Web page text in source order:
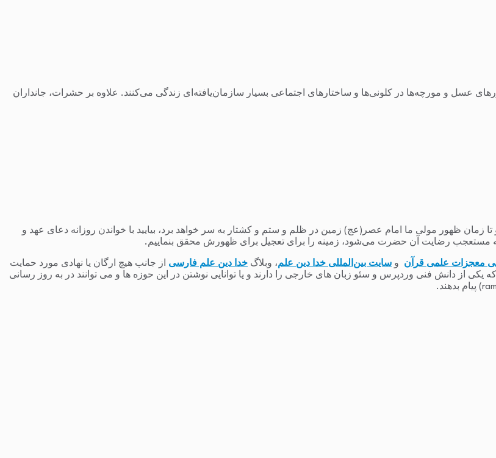
عسل و مورچه‌ها در کلونی‌ها و ساختارهای اجتماعی بسیار سازمان‌یافته‌ای زندگی می‌کنند. علاوه بر حشرات، جانداران
ظهور مولی ما امام عصر(عج) زمین در ظلم و ستم و کشتار به سر خواهد برد، بیایید با خواندن روزانه دعای عهد و
رضایت آن حضرت می‌شود، زمینه را برای تعجیل برای ظهورش محقق بنماییم.
معجزات علمی قرآن و سایت بین‌المللی خدا دین علم، وبلاگ خدا دین علم فارسی از جانب هیچ ارگان یا نهادی مورد حمایت
از دانش فنی وردپرس و سئو زبان های خارجی را دارند و یا توانایی نوشتن در این حوزه ها و می توانند در به روز رسانی